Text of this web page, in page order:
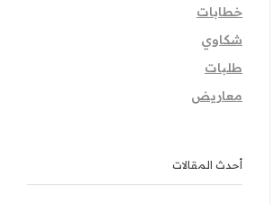
خطابات
شكاوي
طلبات
معاريض
أحدث المقالات